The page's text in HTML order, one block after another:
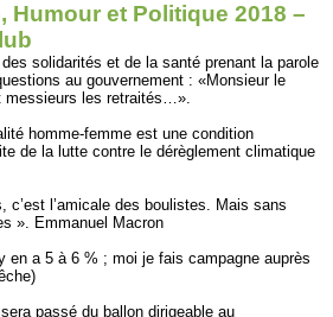
Humour et Politique 2018 –
solidarités et de la santé prenant la parole
au gouvernement : «Monsieur le
messieurs les retraités…».
homme-femme est une condition
de la lutte contre le dérèglement climatique
c’est l’amicale des boulistes. Mais sans
». Emmanuel Macron
en a 5 à 6 % ; moi je fais campagne auprès
passé du ballon dirigeable au